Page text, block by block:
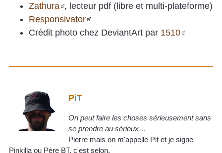
Zathura , lecteur pdf (libre et multi-plateforme)
Responsivator
Crédit photo chez DeviantArt par 1510
PiT
On peut faire les choses sérieusement sans
se prendre au sérieux…
Pierre mais on m'appelle Pit et je signe
Pinkilla ou Père BT, c'est selon.